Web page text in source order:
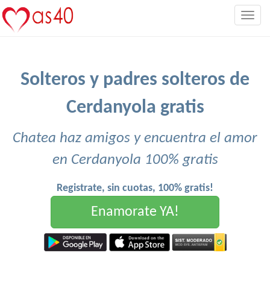
Solteros y padres solteros de
Cerdanyola gratis
Chatea haz amigos y encuentra el amor
en Cerdanyola 100% gratis
Registrate, sin cuotas, 100% gratis!
Enamorate YA!